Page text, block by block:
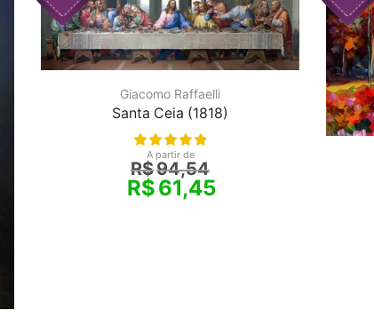
Giacomo Raffaelli
Santa Ceia (1818)
A partir de
R$94,54
R$61,45